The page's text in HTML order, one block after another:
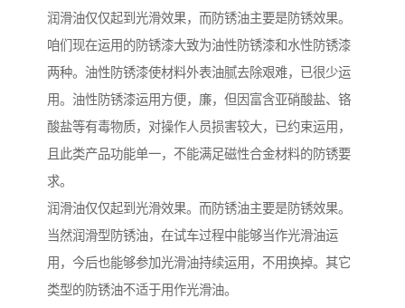
润滑油仅仅起到光滑效果，而防锈油主要是防锈效果。
咱们现在运用的防锈漆大致为油性防锈漆和水性防锈漆
两种。油性防锈漆使材料外表油腻去除艰难，已很少运
用。油性防锈漆运用方便，廉，但因富含亚硝酸盐、铬
酸盐等有毒物质，对操作人员损害较大，已约束运用，
且此类产品功能单一，不能满足磁性合金材料的防锈要
求。
润滑油仅仅起到光滑效果。而防锈油主要是防锈效果。
当然润滑型防锈油，在试车过程中能够当作光滑油运
用，今后也能够参加光滑油持续运用，不用换掉。其它
类型的防锈油不适于用作光滑油。